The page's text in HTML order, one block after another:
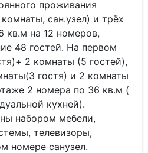
проживания
сан.узел) и трёх
кв.м на 12 номеров,
48 гостей. На первом
2 комнаты (5 гостей),
гостя) и 2 комнаты
2 номера по 36 кв.м (
кухней).
набором мебели,
телевизоры,
номере санузел.